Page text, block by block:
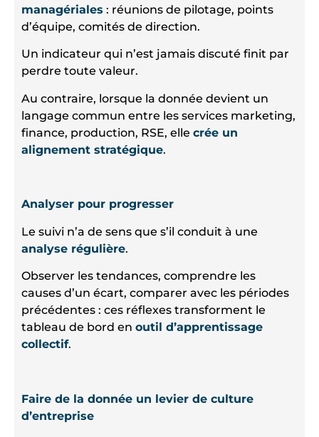
managériales : réunions de pilotage, points
d’équipe, comités de direction.
Un indicateur qui n’est jamais discuté finit par
perdre toute valeur.
Au contraire, lorsque la donnée devient un
langage commun entre les services marketing,
finance, production, RSE, elle crée un
alignement stratégique.
Analyser pour progresser
Le suivi n’a de sens que s’il conduit à une
analyse régulière.
Observer les tendances, comprendre les
causes d’un écart, comparer avec les périodes
précédentes : ces réflexes transforment le
tableau de bord en outil d’apprentissage
collectif.
Faire de la donnée un levier de culture
d’entreprise